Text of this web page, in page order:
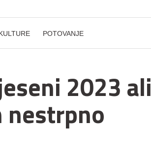
POTOVANJE
2023 ali
nestrpno